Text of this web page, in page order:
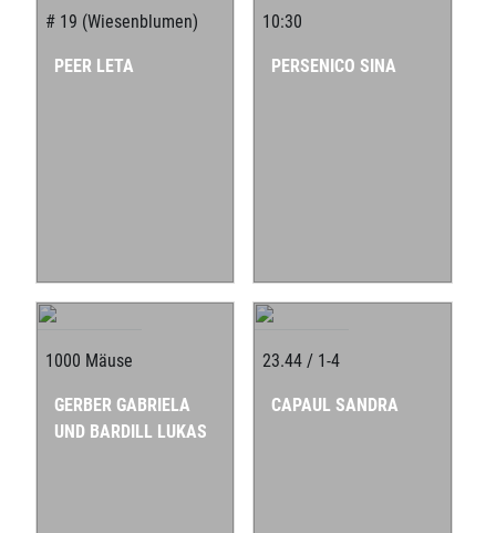
# 19 (Wiesenblumen)
PEER LETA
10:30
PERSENICO SINA
1000 Mäuse
GERBER GABRIELA
UND BARDILL LUKAS
23.44 / 1-4
CAPAUL SANDRA